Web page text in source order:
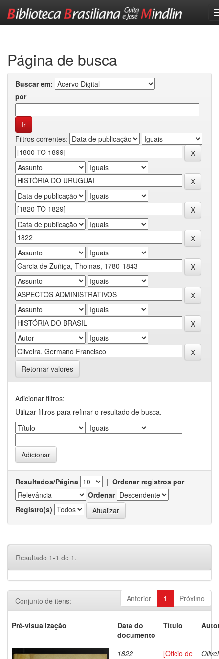
Página de busca
Buscar em:
por
Filtros correntes:
Retornar valores
Adicionar filtros:
Utilizar filtros para refinar o resultado de busca.
Resultados/Página | Ordenar registros por
Ordenar
Registro(s)
Resultado 1-1 de 1.
Anterior 1 Próximo
Conjunto de itens:
Pré-visualização
Data do
documento
Título
1822
[Oficio de